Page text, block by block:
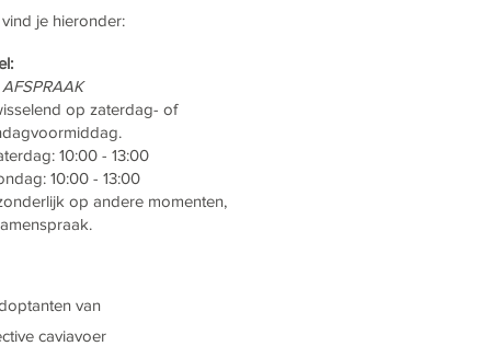
je hieronder:
op zaterdag- of
10:00 - 13:00
10:00 - 13:00
op andere momenten,
van
caviavoer